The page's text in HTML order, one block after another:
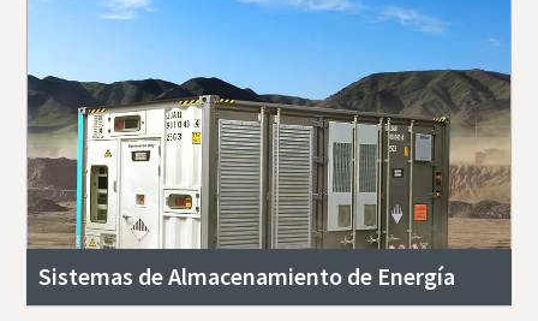
Sistemas de Almacenamiento de Energía